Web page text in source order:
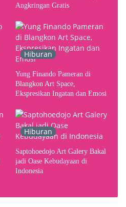
Angkringan Gratis
Hiburan
Yung Finando Pameran di
Blangkon Art Space,
Ekspresikan Ingatan dan Emosi
Hiburan
Saptohoedojo Art Galery Bakal
jadi Oase Kebudayaan di
Indonesia